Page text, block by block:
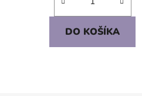
DO KOŠÍKA